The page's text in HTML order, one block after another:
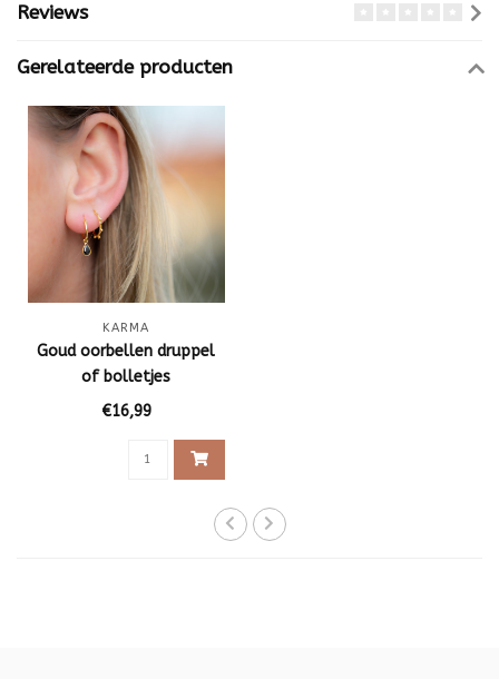
Reviews
Gerelateerde producten
KARMA
Goud oorbellen druppel
of bolletjes
€16,99